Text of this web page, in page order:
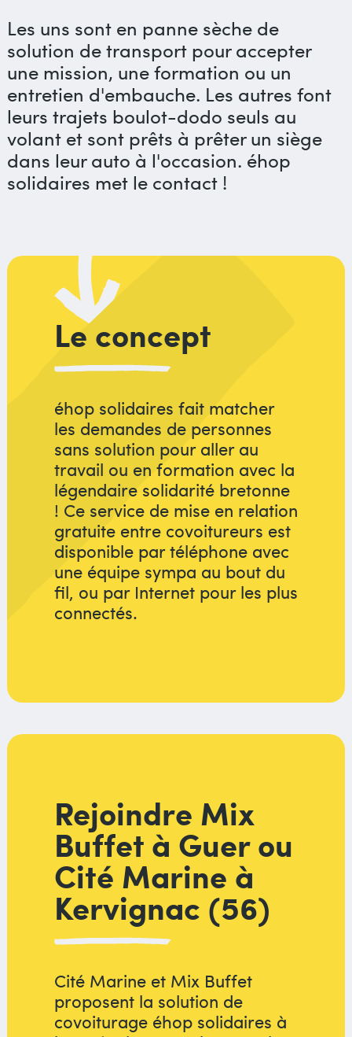
Les uns sont en panne sèche de
solution de transport pour accepter
une mission, une formation ou un
entretien d'embauche. Les autres font
leurs trajets boulot-dodo seuls au
volant et sont prêts à prêter un siège
dans leur auto à l'occasion. éhop
solidaires met le contact !
Le concept
éhop solidaires fait matcher
les demandes de personnes
sans solution pour aller au
travail ou en formation avec la
légendaire solidarité bretonne
! Ce service de mise en relation
gratuite entre covoitureurs est
disponible par téléphone avec
une équipe sympa au bout du
fil, ou par Internet pour les plus
connectés.
Rejoindre Mix
Buffet à Guer ou
Cité Marine à
Kervignac (56)
Cité Marine et Mix Buffet
proposent la solution de
covoiturage éhop solidaires à